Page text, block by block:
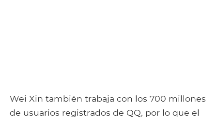
Wei Xin también trabaja con los 700 millones
de usuarios registrados de QQ, por lo que el